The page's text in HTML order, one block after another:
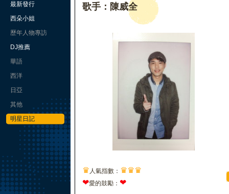
最新發行
西朵小姐
歷年人物專訪
DJ推薦
華語
西洋
日亞
其他
明星日記
歌手：陳威全
♛ 人氣指數： ♛♛♛
❤愛的鼓勵： ❤